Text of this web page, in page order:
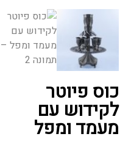
כוס פיוטר
לקידוש עם
מעמד ומפל